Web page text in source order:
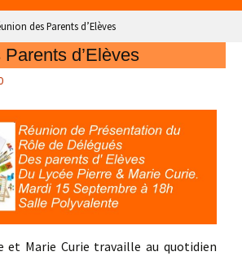
des Parents d’Elèves
d’Elèves
et Marie Curie travaille au quotidien